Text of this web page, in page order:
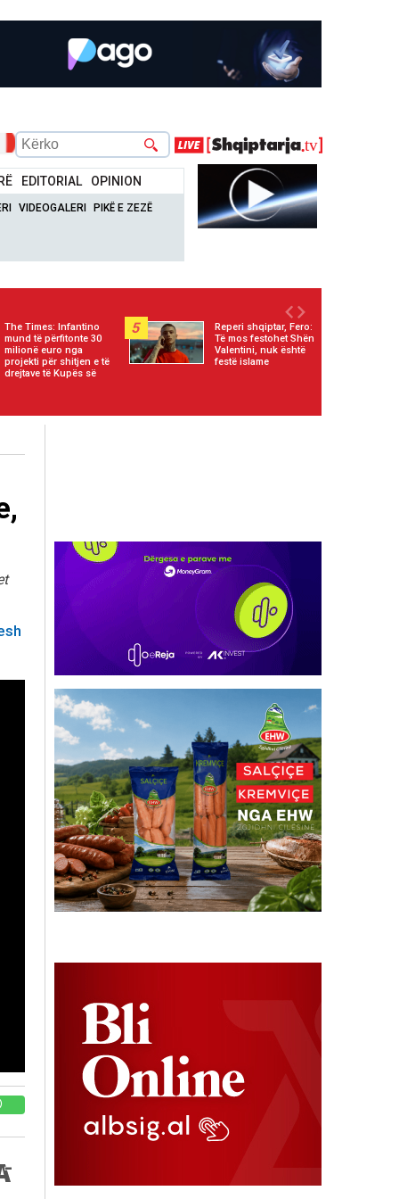
EDITORIAL OPINION
VIDEOGALERI PIKË E ZEZË
The Times: Infantino
mund të përfitonte 30
milionë euro nga
projekti për shitjen e të
drejtave të Kupës së
5
Reperi shqiptar, Fero:
Të mos festohet Shën
Valentini, nuk është
festë islame